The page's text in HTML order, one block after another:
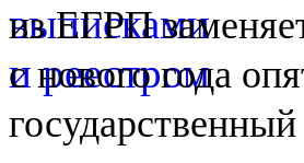
из ЕГРП
с нового года